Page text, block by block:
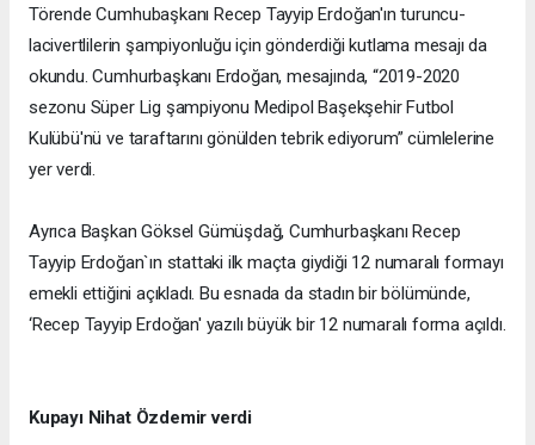
Törende Cumhubaşkanı Recep Tayyip Erdoğan'ın turuncu-
lacivertlilerin şampiyonluğu için gönderdiği kutlama mesajı da
okundu. Cumhurbaşkanı Erdoğan, mesajında, “2019-2020
sezonu Süper Lig şampiyonu Medipol Başekşehir Futbol
Kulübü'nü ve taraftarını gönülden tebrik ediyorum” cümlelerine
yer verdi.
Ayrıca Başkan Göksel Gümüşdağ, Cumhurbaşkanı Recep
Tayyip Erdoğan`ın stattaki ilk maçta giydiği 12 numaralı formayı
emekli ettiğini açıkladı. Bu esnada da stadın bir bölümünde,
‘Recep Tayyip Erdoğan' yazılı büyük bir 12 numaralı forma açıldı.
Kupayı Nihat Özdemir verdi